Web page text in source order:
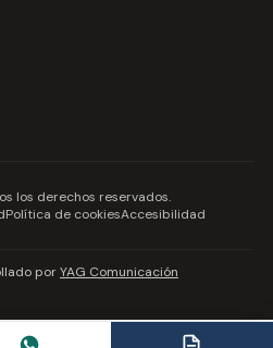
los derechos reservados.
Política de cookiesAccesibilidad
porYAG Comunicación